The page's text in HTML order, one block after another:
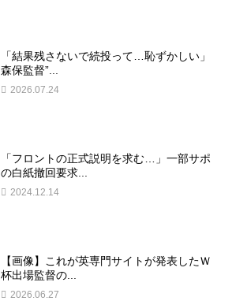
「結果残さないで続投って…恥ずかしい」
森保監督”...
2026.07.24
「フロントの正式説明を求む…」一部サポ
の白紙撤回要求...
2024.12.14
【画像】これが英専門サイトが発表したＷ
杯出場監督の...
2026.06.27